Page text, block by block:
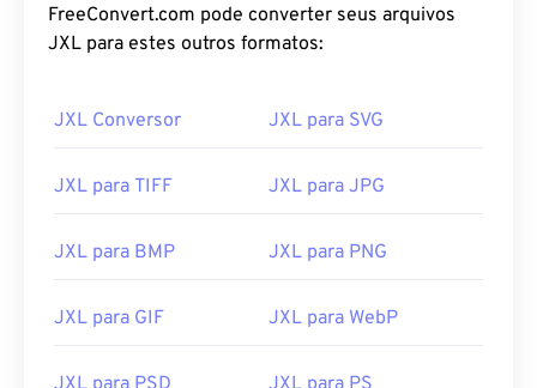
FreeConvert.com pode converter seus arquivos
JXL para estes outros formatos:
JXL Conversor JXL para SVG
JXL para TIFF JXL para JPG
JXL para BMP JXL para PNG
JXL para GIF JXL para WebP